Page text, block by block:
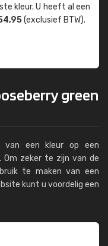
kleur. U heeft al een
(exclusief BTW).
green
van een kleur op een
Om zeker te zijn van de
te maken van een
kunt u voordelig een